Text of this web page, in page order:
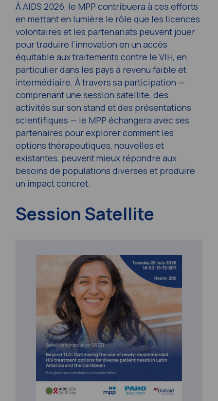
À AIDS 2026, le MPP contribuera à ces efforts
en mettant en lumière le rôle que les licences
volontaires et les partenariats peuvent jouer
pour traduire l’innovation en un accès
équitable aux traitements contre le VIH, en
particulier dans les pays à revenu faible et
intermédiaire. À travers sa participation —
comprenant une session satellite, des
activités sur son stand et des présentations
scientifiques — le MPP échangera avec ses
partenaires pour explorer comment les
options thérapeutiques, nouvelles et
existantes, peuvent mieux répondre aux
besoins de populations diverses et produire
un impact concret.
Session Satellite